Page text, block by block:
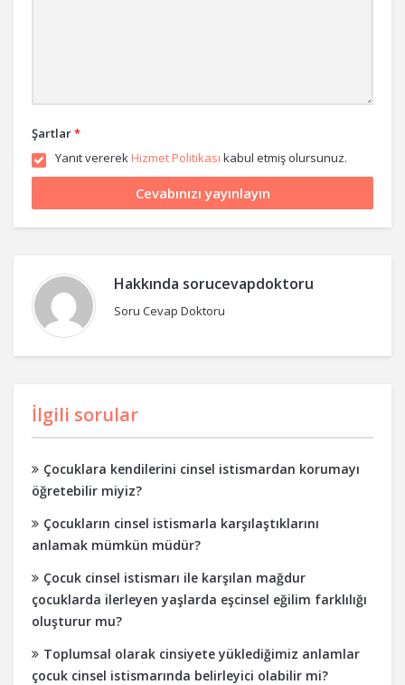
Şartlar*
Yanıt vererek Hizmet Politikası kabul etmiş olursunuz.
Hakkında sorucevapdoktoru
Soru Cevap Doktoru
İlgili sorular
Çocuklara kendilerini cinsel istismardan korumayı
öğretebilir miyiz?
Çocukların cinsel istismarla karşılaştıklarını
anlamak mümkün müdür?
Çocuk cinsel istismarı ile karşılan mağdur
çocuklarda ilerleyen yaşlarda eşcinsel eğilim farklılığı
oluşturur mu?
Toplumsal olarak cinsiyete yüklediğimiz anlamlar
çocuk cinsel istismarında belirleyici olabilir mi?